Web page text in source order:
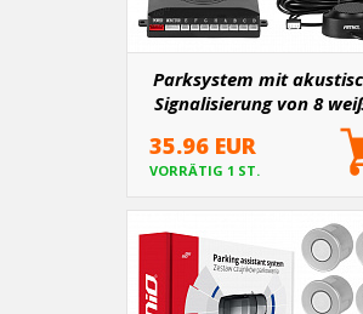
Parksystem mit
Signalisierung von 8
Sensoren (vorne +
35.96 EUR
VORRÄTIG 1 ST.